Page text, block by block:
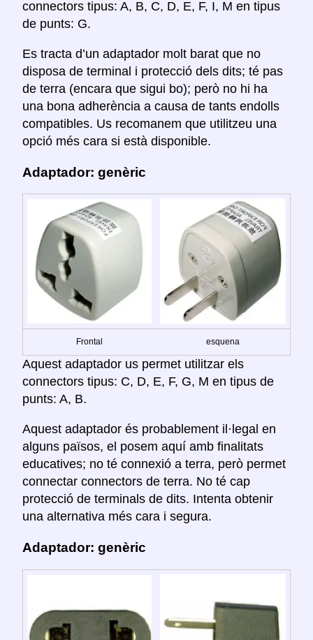
connectors tipus: A, B, C, D, E, F, I, M en tipus
de punts: G.
Es tracta d’un adaptador molt barat que no
disposa de terminal i protecció dels dits; té pas
de terra (encara que sigui bo); però no hi ha
una bona adherència a causa de tants endolls
compatibles. Us recomanem que utilitzeu una
opció més cara si està disponible.
Adaptador: genèric
Frontal esquena
Aquest adaptador us permet utilitzar els
connectors tipus: C, D, E, F, G, M en tipus de
punts: A, B.
Aquest adaptador és probablement il·legal en
alguns països, el posem aquí amb finalitats
educatives; no té connexió a terra, però permet
connectar connectors de terra. No té cap
protecció de terminals de dits. Intenta obtenir
una alternativa més cara i segura.
Adaptador: genèric